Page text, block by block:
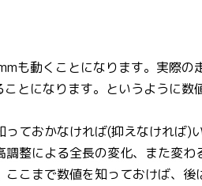
も動くことになります。実際の
とになります。というように数
ておかなければ(抑えなければ)い
整による全長の変化、また変わ
こまで数値を知っておけば、後